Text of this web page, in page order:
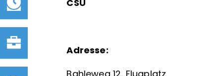
CSU
Adresse: